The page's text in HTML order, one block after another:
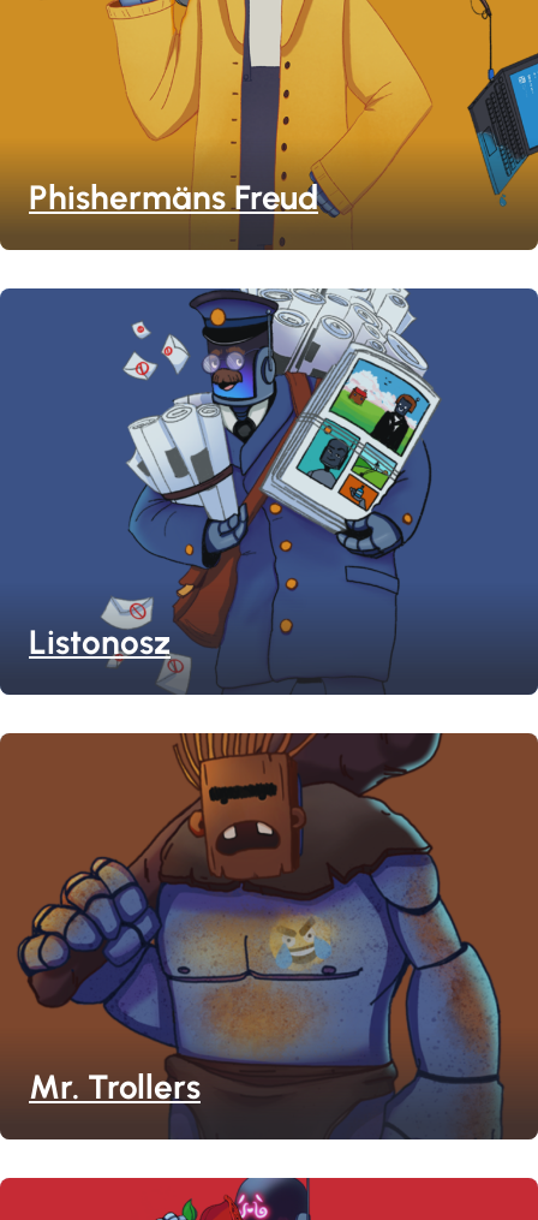
Phishermäns Freud
Listonosz
Mr. Trollers